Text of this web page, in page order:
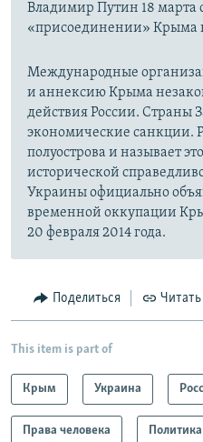
Владимир Путин 18 марта
«присоединении» Крыма
Международные
и аннексию Крыма
действия России. Страны
экономические санкции.
полуострова и называет
исторической
Украины официально
временной оккупации
20 февраля 2014 года.
Поделиться
This item is part of
Крым Украина
Права человека Политика